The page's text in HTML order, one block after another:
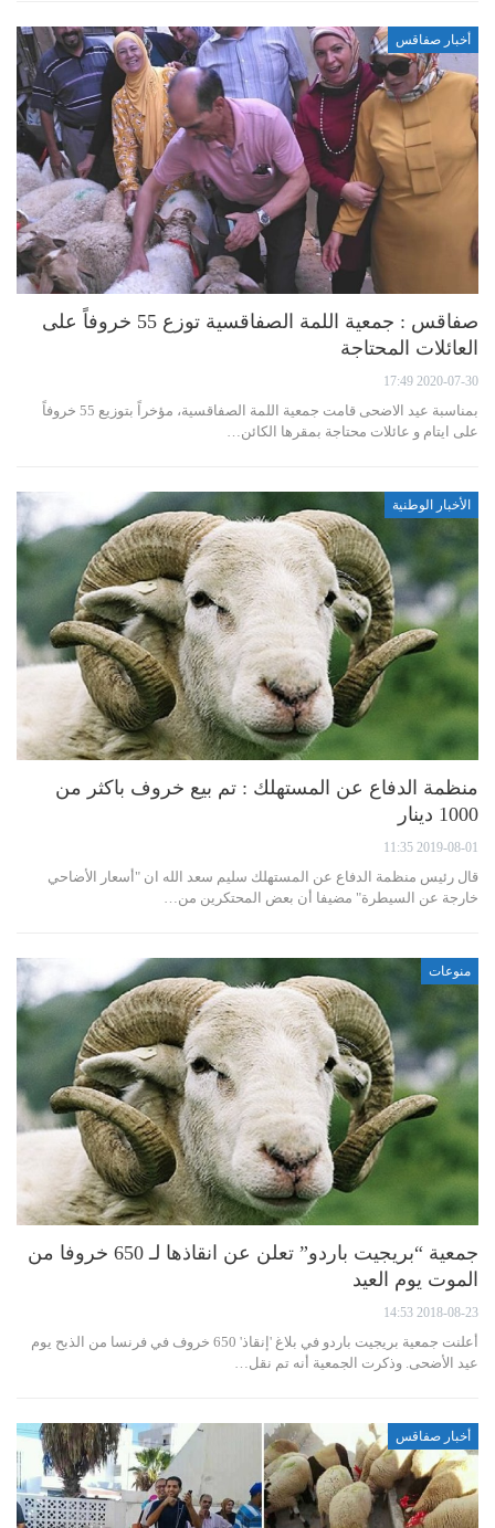
أخبار صفاقس
صفاقس : جمعية اللمة الصفاقسية توزع 55 خروفاً على
العائلات المحتاجة
2020-07-30 17:49
بمناسبة عيد الاضحى قامت جمعية اللمة الصفاقسية، مؤخراً بتوزيع 55 خروفاً
على ايتام و عائلات محتاجة بمقرها الكائن…
الأخبار الوطنية
منظمة الدفاع عن المستهلك : تم بيع خروف باكثر من
1000 دينار
2019-08-01 11:35
قال رئيس منظمة الدفاع عن المستهلك سليم سعد الله ان "أسعار الأضاحي
خارجة عن السيطرة" مضيفا أن بعض المحتكرين من…
منوعات
جمعية “بريجيت باردو” تعلن عن انقاذها لـ 650 خروفا من
الموت يوم العيد
2018-08-23 14:53
أعلنت جمعية بريجيت باردو في بلاغ 'إنقاذ' 650 خروف في فرنسا من الذبح يوم
عيد الأضحى. وذكرت الجمعية أنه تم نقل…
أخبار صفاقس